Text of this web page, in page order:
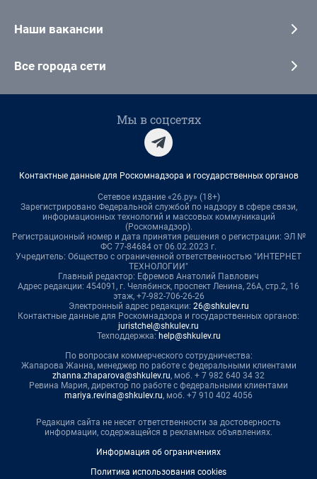
Наши вакансии
Все города сети
Мы в соцсетях
Контактные данные для Роскомнадзора и государственных органов
Сетевое издание «26.ру» (18+)
Зарегистрировано Федеральной службой по надзору в сфере связи,
информационных технологий и массовых коммуникаций
(Роскомнадзор).
Регистрационный номер и дата принятия решения о регистрации: ЭЛ №
ФС 77-84684 от 06.02.2023 г.
Учредитель: Общество с ограниченной ответственностью "ИНТЕРНЕТ
ТЕХНОЛОГИИ"
Главный редактор: Ефремов Анатолий Павлович
Адрес редакции: 454091, г. Челябинск, проспект Ленина, 26А, стр.2, 16
этаж, +7-982-706-26-26
Электронный адрес редакции: 26@shkulev.ru
Контактные данные для Роскомнадзора и государственных органов:
juristchel@shkulev.ru
Техподдержка: help@shkulev.ru
По вопросам коммерческого сотрудничества:
Жапарова Жанна, менеджер по работе с федеральными клиентами
zhanna.zhaparova@shkulev.ru, моб. + 7 982 640 34 32
Ревина Мария, директор по работе с федеральными клиентами
mariya.revina@shkulev.ru, моб. +7 910 402 4056
Редакция сайта не несет ответственности за достоверность
информации, содержащейся в рекламных объявлениях.
Информация об ограничениях
Политика использования cookies